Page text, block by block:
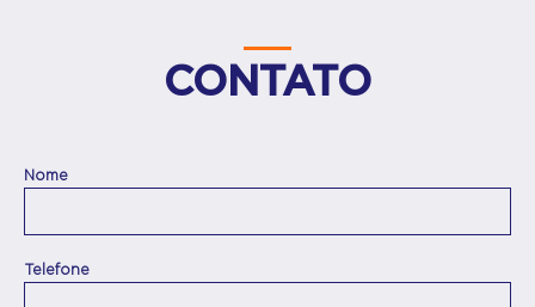
CONTATO
Nome
Telefone